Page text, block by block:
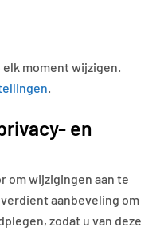
moment wijzigen.
.
en
om wijzigingen aan te
aanbeveling om
zodat u van deze